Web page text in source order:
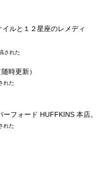
イルと１２星座のレメディ
された
時更新）
れた
ーフォード HUFFKINS 本店。
れた